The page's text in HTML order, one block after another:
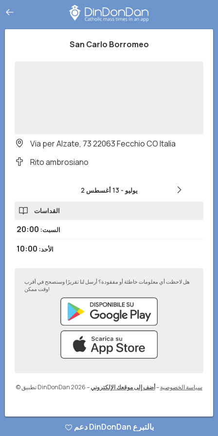
San Carlo Borromeo
Via per Alzate, 73 22063 Fecchio CO Italia
Rito ambrosiano
2 يوليو -13 أغسطس
القداسات
السبت:
20:00
الأحد:
10:00
هل لاحظت أي معلومات خاطئة أو مفقودة؟ أرسل لنا تقريرًا وسنصحح في أقرب
وقت ممكن!
© تطبيق DinDonDan 2026– سياسة الخصوصية –أضف إلى موقعك الإلكتروني
دعم DinDonDan بالتبرع